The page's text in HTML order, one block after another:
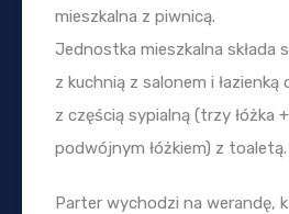
mieszkalna z piwnicą.
Jednostka mieszkalna składa
z kuchnią z salonem i łazienką
z częścią sypialną (trzy łóżka
podwójnym łóżkiem) z toaletą.
Parter wychodzi na werandę,